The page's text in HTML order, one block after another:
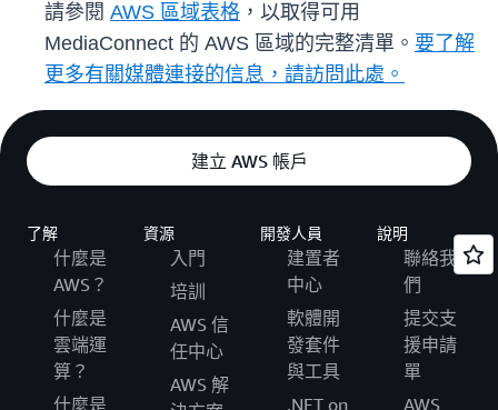
請參閱 AWS 區域表格 ，以取得可用
MediaConnect 的 AWS 區域的完整清單。 要了解
更多有關媒體連接的信息，請訪問此處。
建立 AWS 帳戶
了解
什麼是
AWS？
什麼是
雲端運
算？
什麼是
資源
入門
培訓
AWS 信
任中心
AWS 解
開發人員
建置者
中心
軟體開
發套件
與工具
.NET on
說明
聯絡我
們
提交支
援申請
單
AWS